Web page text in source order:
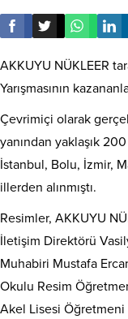
AKKUYU NÜKLEER
Yarışmasının
Çevrimiçi olarak
yanından yaklaşık
İstanbul, Bolu, İzmir,
illerden alınmıştı.
Resimler, AKKUYU
İletişim Direktörü
Muhabiri Mustafa
Okulu Resim
Akel Lisesi Öğretmeni